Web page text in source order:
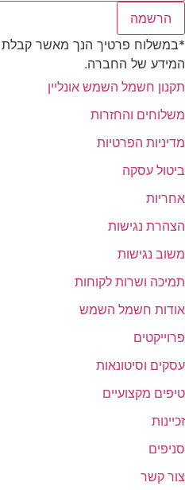
הרשמה
*במשלוח פרטיך הנך מאשר קבלת
המידע של החברה.
תקנון חשמל השמש אונליין
משלוחים והחזרות
מדיניות הפרטיות
ביטול עסקה
אחריות
הצהרת נגישות
משוב נגישות
תמיכה ושרות לקוחות
אודות חשמל השמש
פרוייקטים
עסקים וסיטונאות
טיפים מקצועיים
זכיינות
סניפים
צור קשר